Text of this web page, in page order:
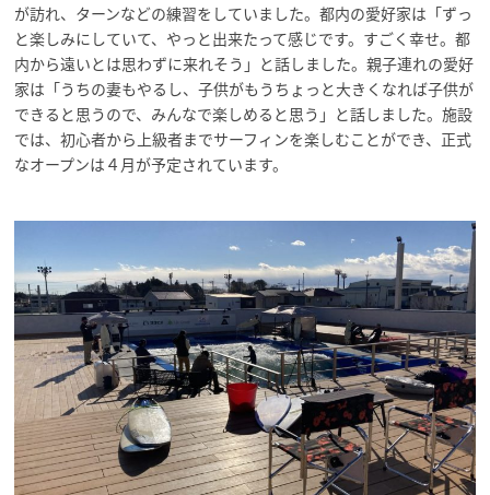
が訪れ、ターンなどの練習をしていました。都内の愛好家は「ずっ
と楽しみにしていて、やっと出来たって感じです。すごく幸せ。都
内から遠いとは思わずに来れそう」と話しました。親子連れの愛好
家は「うちの妻もやるし、子供がもうちょっと大きくなれば子供が
できると思うので、みんなで楽しめると思う」と話しました。施設
では、初心者から上級者までサーフィンを楽しむことができ、正式
なオープンは４月が予定されています。